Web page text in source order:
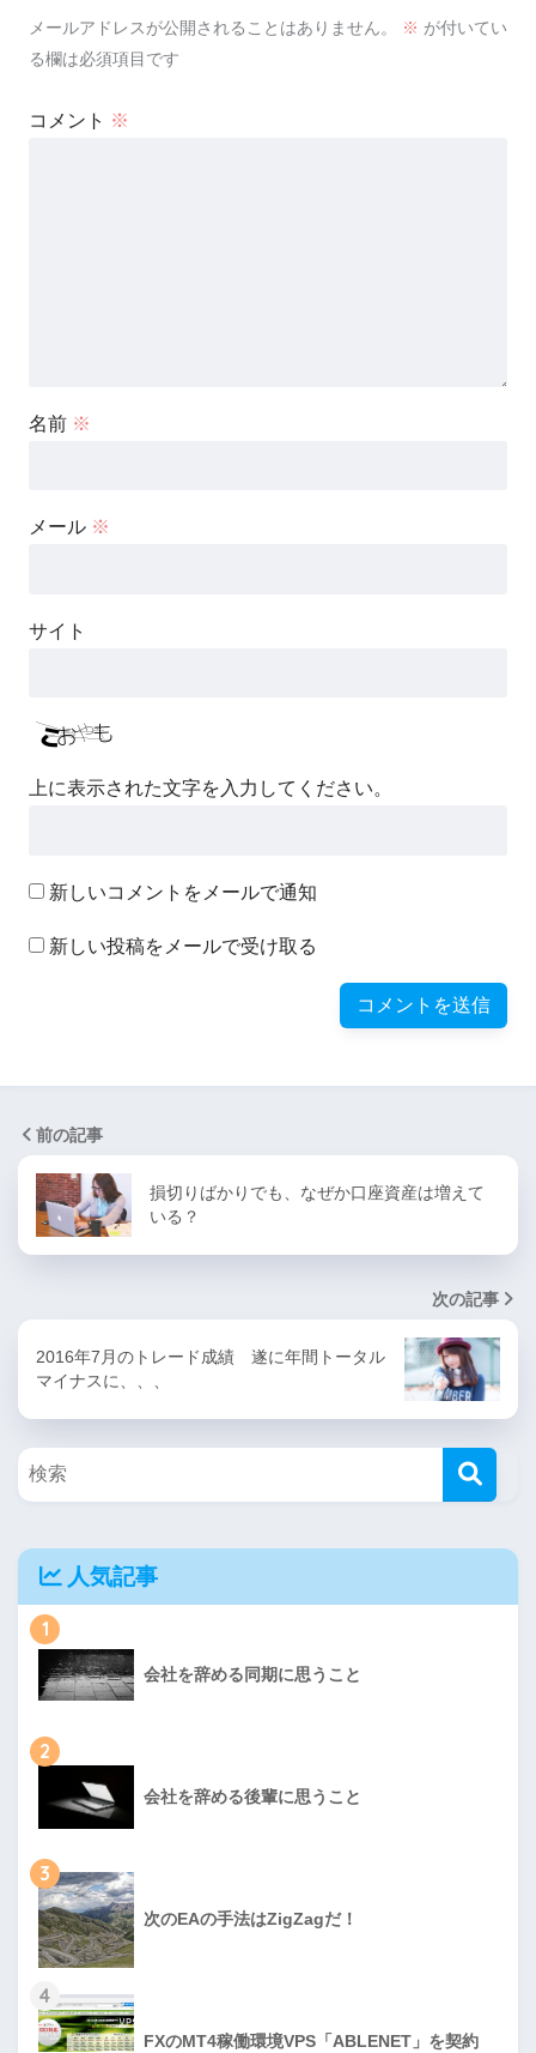
メールアドレスが公開されることはありません。 ※ が付いてい
る欄は必須項目です
コメント ※
名前 ※
メール ※
サイト
上に表示された文字を入力してください。
新しいコメントをメールで通知
新しい投稿をメールで受け取る
前の記事
損切りばかりでも、なぜか口座資産は増えて
いる？
次の記事
2016年7月のトレード成績 遂に年間トータル
マイナスに、、、
人気記事
1
会社を辞める同期に思うこと
2
会社を辞める後輩に思うこと
3
次のEAの手法はZigZagだ！
4
FXのMT4稼働環境VPS「ABLENET」を契約